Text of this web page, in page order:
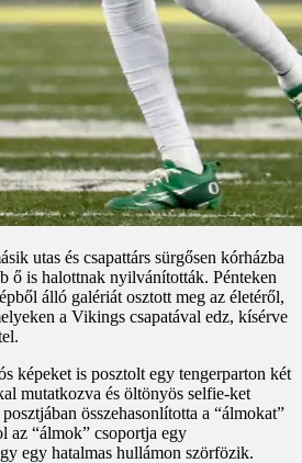
utas és csapattárs sürgősen kórházba
ő is halottnak nyilvánították. Pénteken
álló galériát osztott meg az életéről,
a Vikings csapatával edz, kísérve
képeket is posztolt egy tengerparton két
mutatkozva és öltönyös selfie-ket
összehasonlította a “álmokat”
az “álmok” csoportja egy
egy hatalmas hullámon szörfözik.